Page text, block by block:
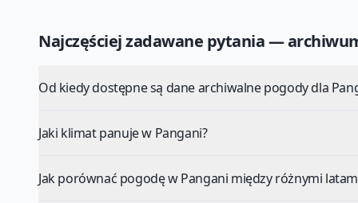
Najczęściej zadawane pytania —
Od kiedy dostępne są dane archiwalne pogody dla
Jaki klimat panuje w Pangani?
Jak porównać pogodę w Pangani między różnymi